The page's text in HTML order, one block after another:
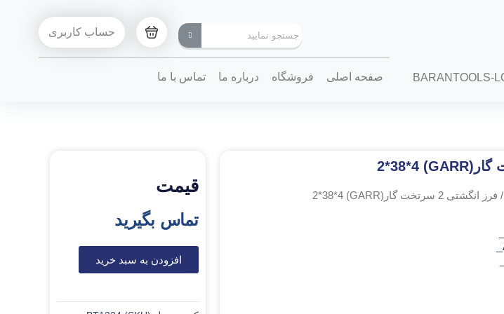
حساب کاربری
صفحه اصلی فروشگاه درباره ما تماس با ما
/ فرز انگشتی 2 سرتخت گار(GARR) 2*38*4 قیمت
تماس بگیرید
افزودن به سبد خرید